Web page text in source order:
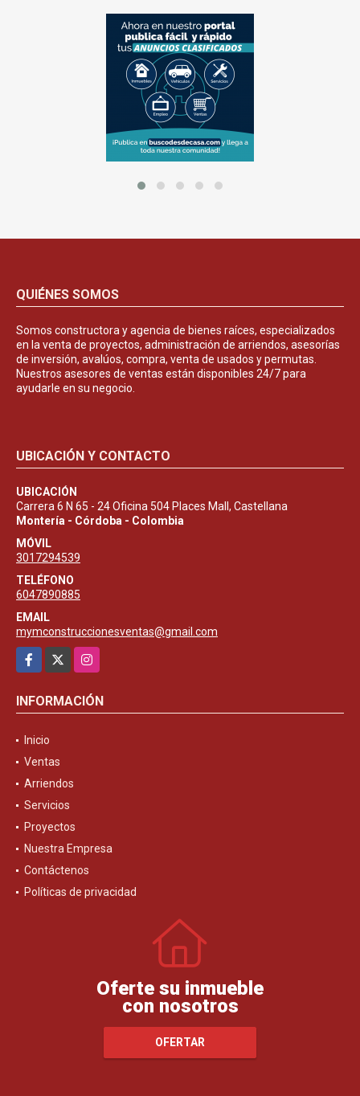
QUIÉNES SOMOS
Somos constructora y agencia de bienes raíces, especializados
en la venta de proyectos, administración de arriendos, asesorías
de inversión, avalúos, compra, venta de usados y permutas.
Nuestros asesores de ventas están disponibles 24/7 para
ayudarle en su negocio.
UBICACIÓN Y CONTACTO
UBICACIÓN
Carrera 6 N 65 - 24 Oficina 504 Places Mall, Castellana
Montería - Córdoba - Colombia
MÓVIL
3017294539
TELÉFONO
6047890885
EMAIL
mymconstruccionesventas@gmail.com
Facebook
Instagram
INFORMACIÓN
Inicio
Ventas
Arriendos
Servicios
Proyectos
Nuestra Empresa
Contáctenos
Políticas de privacidad
Oferte su inmueble
con nosotros
OFERTAR